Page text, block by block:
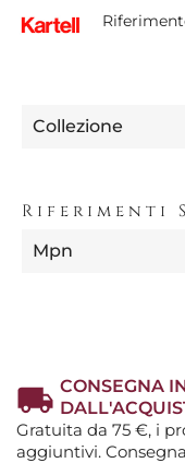
Collezione
Riferimenti
Mpn
CONSEGNA
Gratuita da 75 €, i
aggiuntivi.